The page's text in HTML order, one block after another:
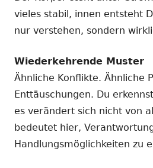
vieles stabil, innen entsteht
nur verstehen, sondern
Wiederkehrende Muster
Ähnliche Konflikte. Ähnliche
Enttäuschungen. Du
es verändert sich nicht von
bedeutet hier,
Handlungsmöglichkeiten zu